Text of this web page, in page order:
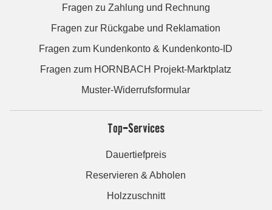
Fragen zu Zahlung und Rechnung
Fragen zur Rückgabe und Reklamation
Fragen zum Kundenkonto & Kundenkonto-ID
Fragen zum HORNBACH Projekt-Marktplatz
Muster-Widerrufsformular
Top-Services
Dauertiefpreis
Reservieren & Abholen
Holzzuschnitt